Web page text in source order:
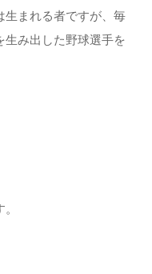
生まれる者ですが、毎
生み出した野球選手を